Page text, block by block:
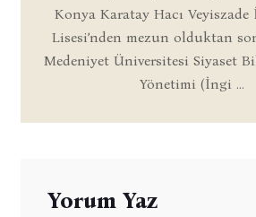
Konya Karatay Hacı
Lisesi’nden mezun olduktan
Medeniyet Üniversitesi Siyaset
Yönetimi (İngi ...
Yorum Yaz